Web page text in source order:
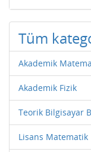
Tüm
Akademik
Akademik Fizik
Teorik Bilgisayar
Lisans Matematik